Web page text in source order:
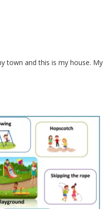
town and this is my house. My